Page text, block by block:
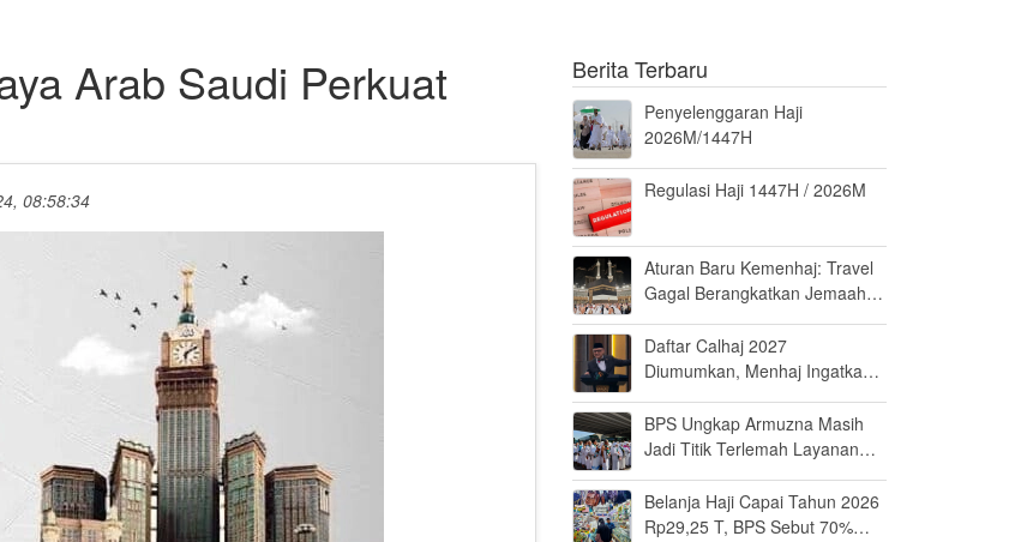
Arab Saudi Perkuat
08:58:34
Berita Terbaru
Penyelenggaran Haji
2026M/1447H
Regulasi Haji 1447H / 2026M
Aturan Baru Kemenhaj: Travel
Gagal Berangkatkan Jemaah
Daftar Calhaj 2027
Diumumkan, Menhaj Ingatkan
BPS Ungkap Armuzna Masih
Jadi Titik Terlemah Layanan
Belanja Haji Capai Tahun 2026
Rp29,25 T, BPS Sebut 70%